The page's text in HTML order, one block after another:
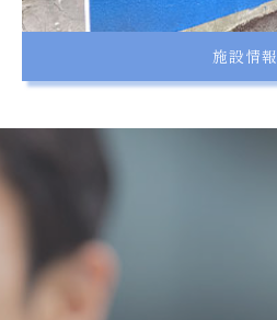
施設情報